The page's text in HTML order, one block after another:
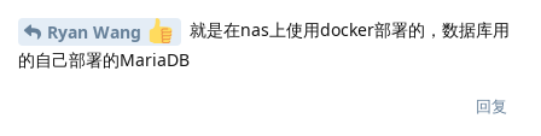
Ryan Wang
就是在nas上使用docker部署的，数据库用
的自己部署的MariaDB
回复